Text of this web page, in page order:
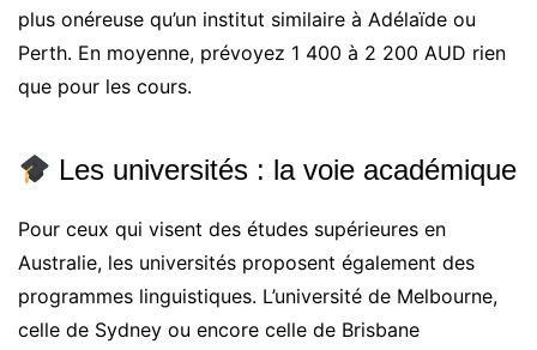
plus onéreuse qu’un institut similaire à Adélaïde ou
Perth. En moyenne, prévoyez 1 400 à 2 200 AUD rien
que pour les cours.
Les universités : la voie académique
Pour ceux qui visent des études supérieures en
Australie, les universités proposent également des
programmes linguistiques. L’université de Melbourne,
celle de Sydney ou encore celle de Brisbane